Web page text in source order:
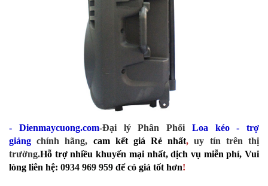
- Dienmaycuong.com-Đại lý Phân Phối Loa kéo - trợ
giảng chính hãng, cam kết giá Rẻ nhất,uy tín trên thị
trường.Hỗ trợ nhiều khuyến mại nhất, dịch vụ miễn phí, Vui
lòng liên hệ: 0934 969 959 để có giá tốt hơn!